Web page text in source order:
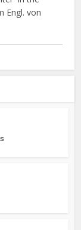
Engl. von